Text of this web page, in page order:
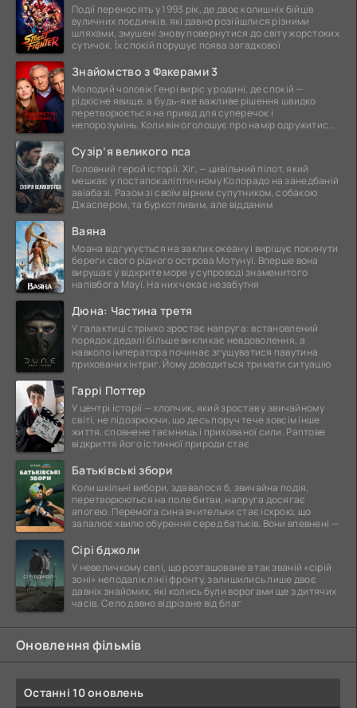
Події переносять у 1993 рік, де двоє колишніх бійців
вуличних поєдинків, які давно розійшлися різними
шляхами, змушені знову повернутися до світу жорстоких
сутичок. Їх спокій порушує поява загадкової
Знайомство з Факерами 3
Молодий чоловік Генрі виріс у родині, де спокій —
рідкісне явище, а будь-яке важливе рішення швидко
перетворюється на привід для суперечок і
непорозумінь. Коли він оголошує про намір одружитися,
Сузір’я великого пса
Головний герой історії, Хіг, — цивільний пілот, який
мешкає у постапокаліптичному Колорадо на занедбаній
авіабазі. Разом зі своїм вірним супутником, собакою
Джаспером, та буркотливим, але відданим
Ваяна
Моана відгукується на заклик океану і вирішує покинути
береги свого рідного острова Мотунуї. Вперше вона
вирушає у відкрите море у супроводі знаменитого
напівбога Мауї. На них чекає незабутня
Дюна: Частина третя
У галактиці стрімко зростає напруга: встановлений
порядок дедалі більше викликає невдоволення, а
навколо імператора починає згущуватися павутина
прихованих інтриг. Йому доводиться тримати ситуацію
Гаррі Поттер
У центрі історії — хлопчик, який зростав у звичайному
світі, не підозрюючи, що десь поруч тече зовсім інше
життя, сповнене таємниць і прихованої сили. Раптове
відкриття його істинної природи стає
Батьківські збори
Коли шкільні вибори, здавалося б, звичайна подія,
перетворюються на поле битви, напруга досягає
апогею. Перемога сина вчительки стає іскрою, що
запалює хвилю обурення серед батьків. Вони впевнені —
Сірі бджоли
У невеличкому селі, що розташоване в так званій «сірій
зоні» неподалік лінії фронту, залишились лише двоє
давніх знайомих, які колись були ворогами ще з дитячих
часів. Село давно відрізане від благ
Оновлення фільмів
Останні 10 оновлень